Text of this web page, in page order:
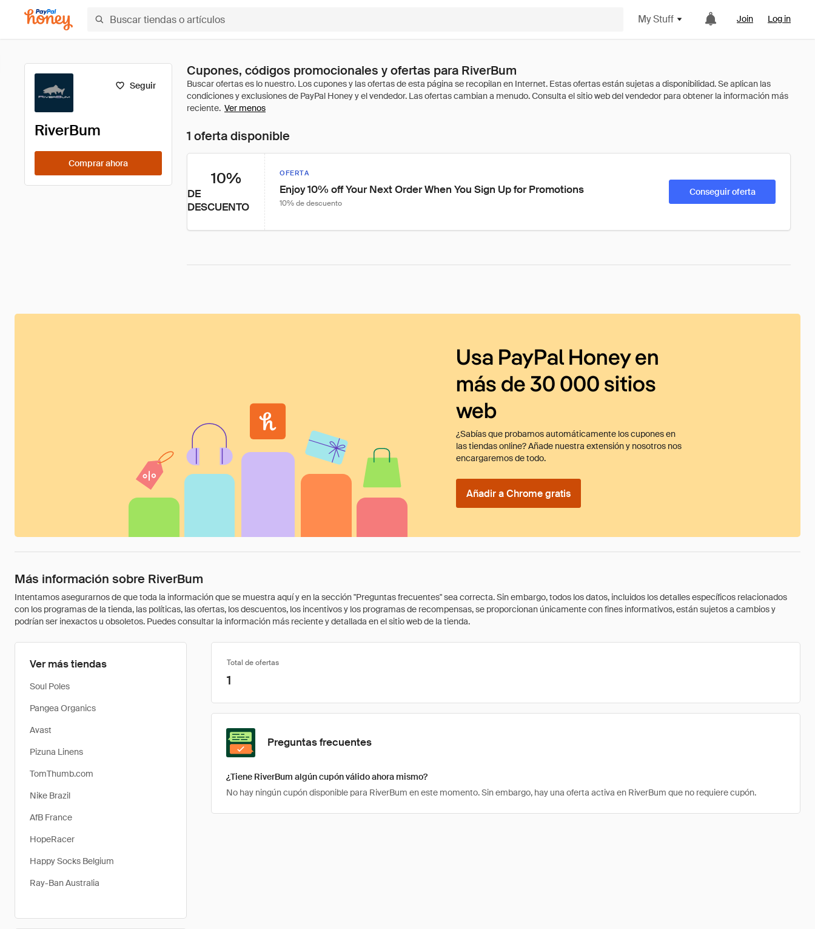
My Stuff Join Log in
Seguir
RiverBum
Comprar ahora
Cupones, códigos promocionales y ofertas para RiverBum
Ver menos
1 oferta disponible
10%
DE
DESCUENTO
OFERTA
Enjoy 10% off Your Next Order When You Sign Up for Promotions
10% de descuento
Conseguir oferta
Usa PayPal Honey en
más de 30 000 sitios
web
¿Sabías que probamos automáticamente los cupones en
las tiendas online? Añade nuestra extensión y nosotros nos
encargaremos de todo.
Añadir a Chrome gratis
Más información sobre RiverBum
Intentamos asegurarnos de que toda la información que se muestra aquí y en la sección "Preguntas frecuentes" sea correcta. Sin embargo, todos los datos, incluidos los detalles específicos relacionados
con los programas de la tienda, las políticas, las ofertas, los descuentos, los incentivos y los programas de recompensas, se proporcionan únicamente con fines informativos, están sujetos a cambios y
podrían ser inexactos u obsoletos. Puedes consultar la información más reciente y detallada en el sitio web de la tienda.
Ver más tiendas
Soul Poles
Pangea Organics
Avast
Pizuna Linens
TomThumb.com
Nike Brazil
AfB France
HopeRacer
Happy Socks Belgium
Ray-Ban Australia
Total de ofertas
1
Preguntas frecuentes
¿Tiene RiverBum algún cupón válido ahora mismo?
No hay ningún cupón disponible para RiverBum en este momento. Sin embargo, hay una oferta activa en RiverBum que no requiere cupón.